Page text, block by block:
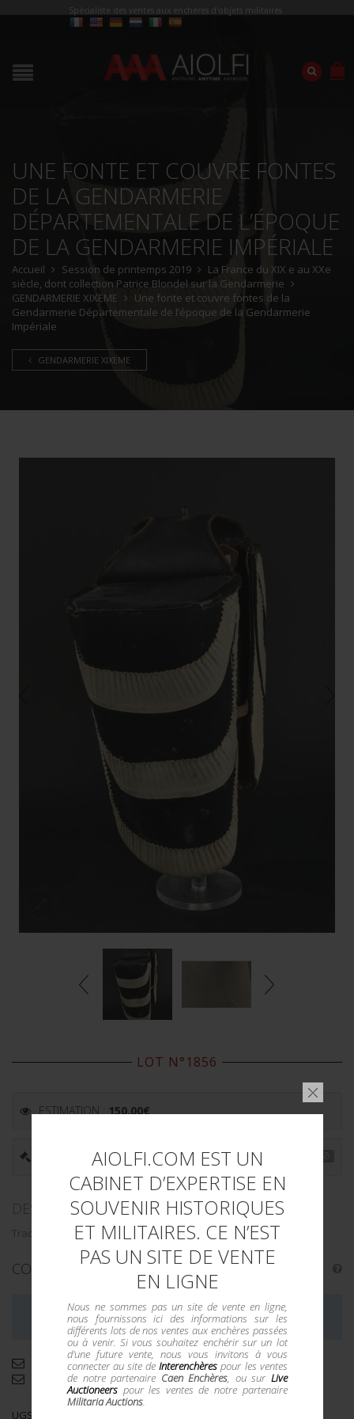
AIOLFI.COM EST UN
CABINET D’EXPERTISE EN
SOUVENIR HISTORIQUES
ET MILITAIRES. CE N’EST
PAS UN SITE DE VENTE
EN LIGNE
Nous ne sommes pas un site de vente en ligne,
nous fournissons ici des informations sur les
différents lots de nos ventes aux enchères passées
ou à venir. Si vous souhaitez enchérir sur un lot
d'une future vente, nous vous invitons à vous
connecter au site deInterenchères pour les ventes
de notre partenaire Caen Enchères, ou sur Live
Auctioneerspour les ventes de notre partenaire
Militaria Auctions.
Spécialiste des ventes aux enchères d'objets militaires
UNE FONTE ET COUVRE FONTES
DE LA GENDARMERIE
DÉPARTEMENTALE DE L’ÉPOQUE
DE LA GENDARMERIE IMPÉRIALE
Accueil Session de printemps 2019
La France du XIX e au XXe
siècle, dont collection Patrice Blondel sur la Gendarmerie
GENDARMERIE XIXEME
Une fonte et couvre fontes de la
Gendarmerie Départementale de l’époque de la Gendarmerie
Impériale
GENDARMERIE XIXEME
LOT N°1856
ESTIMATION :150.00€
PRIX ADJUGÉ : -
DESCRIPTION
Traces d’usures. Bon état.
CONDITION : II+
LA VENTE DE CE LOT EST MAINTENANT TERMINÉE
Demande d'informations complémentaires
Envoyer par email
UGS :